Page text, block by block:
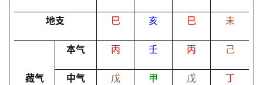
命
登录 注册
地支 巳 亥 巳 未
本气 丙 壬 丙 己
藏气 中气 戊 甲 戊 丁